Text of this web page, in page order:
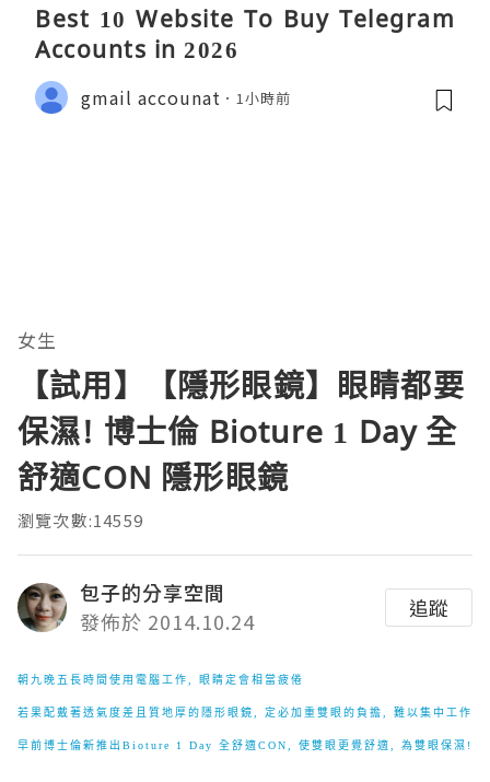
Best 10 Website To Buy Telegram
Accounts in 2026
gmail accounat 1小時前
女生
【試用】【隱形眼鏡】眼睛都要
保濕! 博士倫 Bioture 1 Day 全
舒適CON 隱形眼鏡
瀏覽次數:14559
包子的分享空間
發佈於 2014.10.24
追蹤
朝九晚五長時間使用電腦工作, 眼睛定會相當疲倦
若果配戴著透氣度差且質地厚的隱形眼鏡, 定必加重雙眼的負擔, 難以集中工作
早前博士倫新推出Bioture 1 Day 全舒適CON, 使雙眼更覺舒適, 為雙眼保濕!